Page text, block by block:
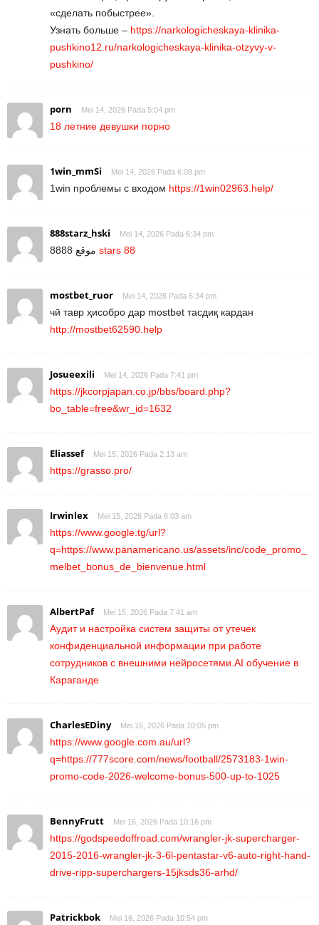
«сделать побыстрее».
Узнать больше – https://narkologicheskaya-klinika-
pushkino12.ru/narkologicheskaya-klinika-otzyvy-v-
pushkino/
porn Mei 14, 2026 Pada 5:04 pm
18 летние девушки порно
1win_mmSi Mei 14, 2026 Pada 6:08 pm
1win проблемы с входом https://1win02963.help/
888starz_hski Mei 14, 2026 Pada 6:34 pm
stars 88
mostbet_ruor Mei 14, 2026 Pada 6:34 pm
чӣ тавр ҳисобро дар mostbet тасдиқ кардан
http://mostbet62590.help
Josueexili Mei 14, 2026 Pada 7:41 pm
https://jkcorpjapan.co.jp/bbs/board.php?
bo_table=free&wr_id=1632
Eliassef Mei 15, 2026 Pada 2:13 am
https://grasso.pro/
Irwinlex Mei 15, 2026 Pada 6:03 am
https://www.google.tg/url?
q=https://www.panamericano.us/assets/inc/code_promo_
melbet_bonus_de_bienvenue.html
AlbertPaf Mei 15, 2026 Pada 7:41 am
Аудит и настройка систем защиты от утечек
конфиденциальной информации при работе
сотрудников с внешними нейросетями.AI обучение в
Караганде
CharlesEDiny Mei 16, 2026 Pada 10:05 pm
https://www.google.com.au/url?
q=https://777score.com/news/football/2573183-1win-
promo-code-2026-welcome-bonus-500-up-to-1025
BennyFrutt Mei 16, 2026 Pada 10:16 pm
https://godspeedoffroad.com/wrangler-jk-supercharger-
2015-2016-wrangler-jk-3-6l-pentastar-v6-auto-right-hand-
drive-ripp-superchargers-15jksds36-arhd/
Patrickbok Mei 16, 2026 Pada 10:54 pm